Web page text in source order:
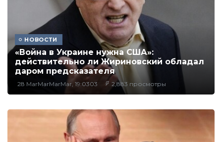
НОВОСТИ
«Война в Украине нужна США»:
действительно ли Жириновский обладал
даром предсказателя
28 MarMarMarMar, 19:0303 2,883 просмотры